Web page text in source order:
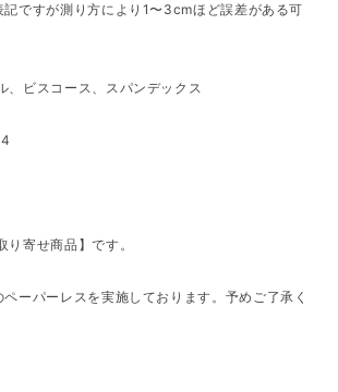
ですが測り方により1〜3cmほど誤差がある可
、ビスコース、スパンデックス
寄せ商品】です。
ーパーレスを実施しております。予めご了承く